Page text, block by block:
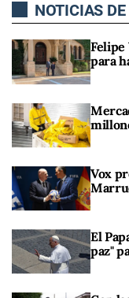
NOTICIAS
para
Vox
El
paz"